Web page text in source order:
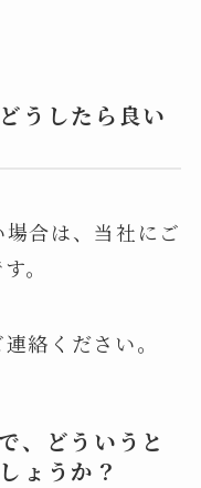
うしたら良い
合は、当社にご
。
絡ください。
、どういうと
ょうか？